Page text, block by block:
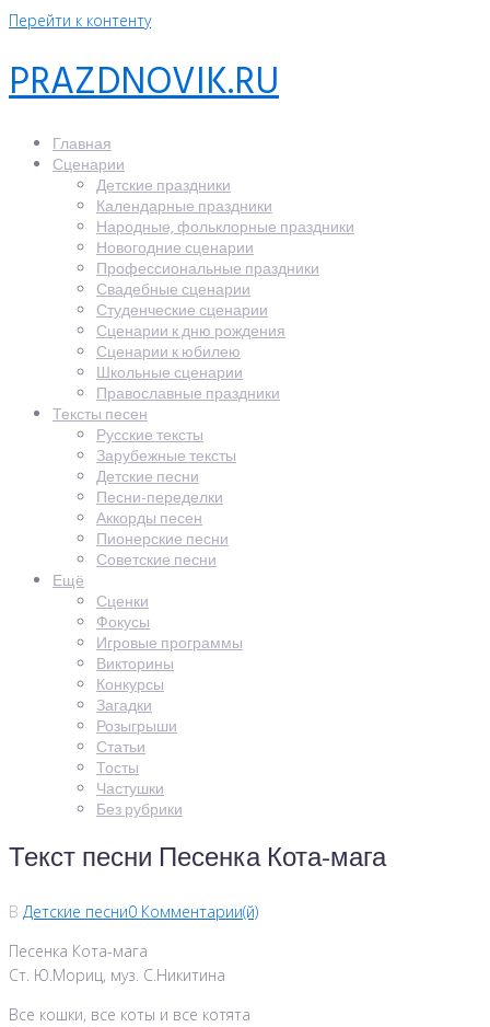
Перейти к контенту
PRAZDNOVIK.RU
Главная
Сценарии
Детские праздники
Календарные праздники
Народные, фольклорные праздники
Новогодние сценарии
Профессиональные праздники
Свадебные сценарии
Студенческие сценарии
Сценарии к дню рождения
Сценарии к юбилею
Школьные сценарии
Православные праздники
Тексты песен
Русские тексты
Зарубежные тексты
Детские песни
Песни-переделки
Аккорды песен
Пионерские песни
Советские песни
Ещё
Сценки
Фокусы
Игровые программы
Викторины
Конкурсы
Загадки
Розыгрыши
Статьи
Тосты
Частушки
Без рубрики
Текст песни Песенка Кота-мага
В Детские песни0 Комментарии(й)
Песенка Кота-мага
Ст. Ю.Мориц, муз. С.Никитина
Все кошки, все коты и все котята